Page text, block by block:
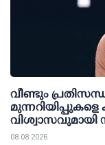
വീണ്ടും
മുന്നറിയിപ്പുകളെ
വിശ്വാസവുമായി
08 08 2026